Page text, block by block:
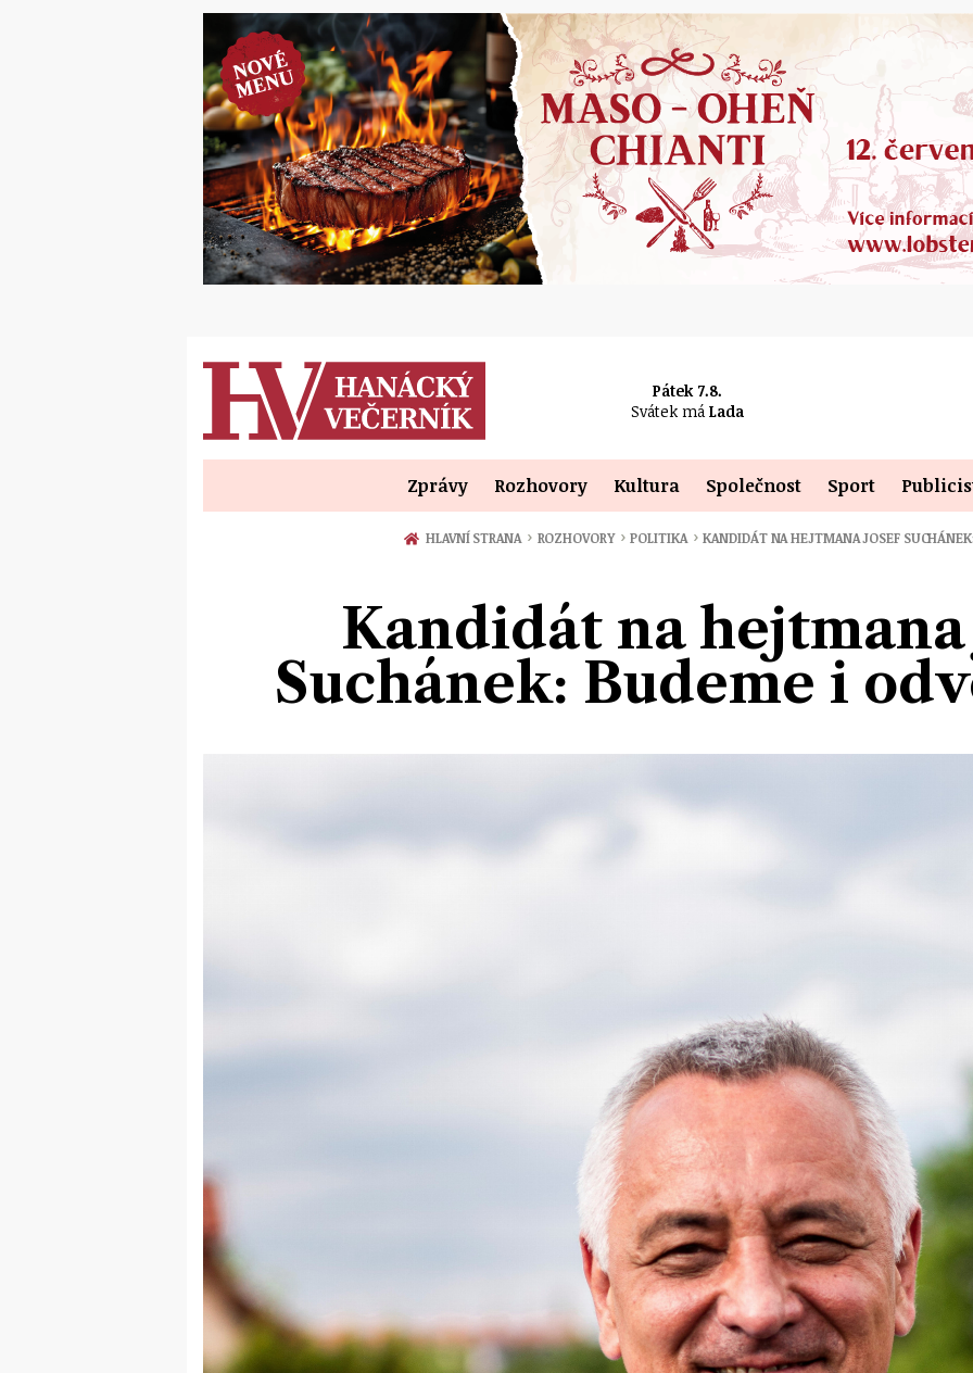
Pátek 7.8.
Svátek má Lada
Zprávy Rozhovory Kultura Společnost Sport
HLAVNÍ STRANA › ROZHOVORY › POLITIKA › KANDIDÁT NA HEJTMANA JOSEF
Kandidát na hejtmana
Suchánek: Budeme i